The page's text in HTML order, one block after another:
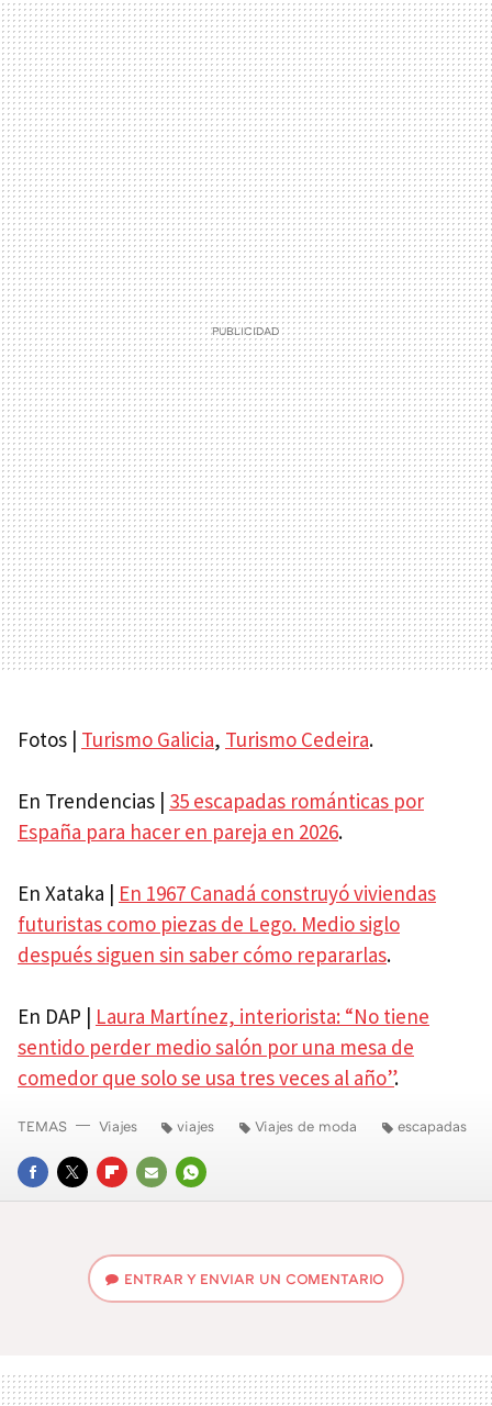
Fotos | Turismo Galicia, Turismo Cedeira.
En Trendencias | 35 escapadas románticas por
España para hacer en pareja en 2026.
En Xataka | En 1967 Canadá construyó viviendas
futuristas como piezas de Lego. Medio siglo
después siguen sin saber cómo repararlas.
En DAP | Laura Martínez, interiorista: “No tiene
sentido perder medio salón por una mesa de
comedor que solo se usa tres veces al año”.
FACEBOOK
TWITTERFLIPBOARD
E-
WHATSAPP
TEMAS Viajes viajes Viajes de moda escapadas
ENTRAR Y ENVIAR UN COMENTARIO